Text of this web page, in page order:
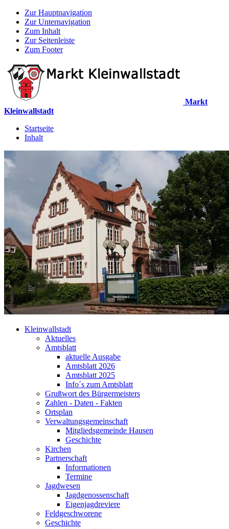
Zur Hauptnavigation
Zur Unternavigation
Zum Inhalt
Zur Seitenleiste
Zum Footer
Markt
Kleinwallstadt
Startseite
Inhalt
Kleinwallstadt
Aktuelles
Amtsblatt
aktuelle Ausgabe
Amtsblatt 2026
Amtsblatt 2025
Info´s zum Amtsblatt
Grußwort des Bürgermeisters
Zahlen - Daten - Fakten
Ortsplan
Verwaltungsgemeinschaft
Mitgliedsgemeinde Hausen
Geschichte
Kirchen
Partnerschaft
Informationen
Termine
Jagdwesen
Jagdgenossenschaft
Eigenjagdreviere
Feldgeschworene
Geschichte